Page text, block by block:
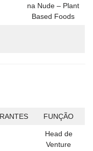
na Nude – Plant
Based Foods
FUNÇÃO
Head de
Venture